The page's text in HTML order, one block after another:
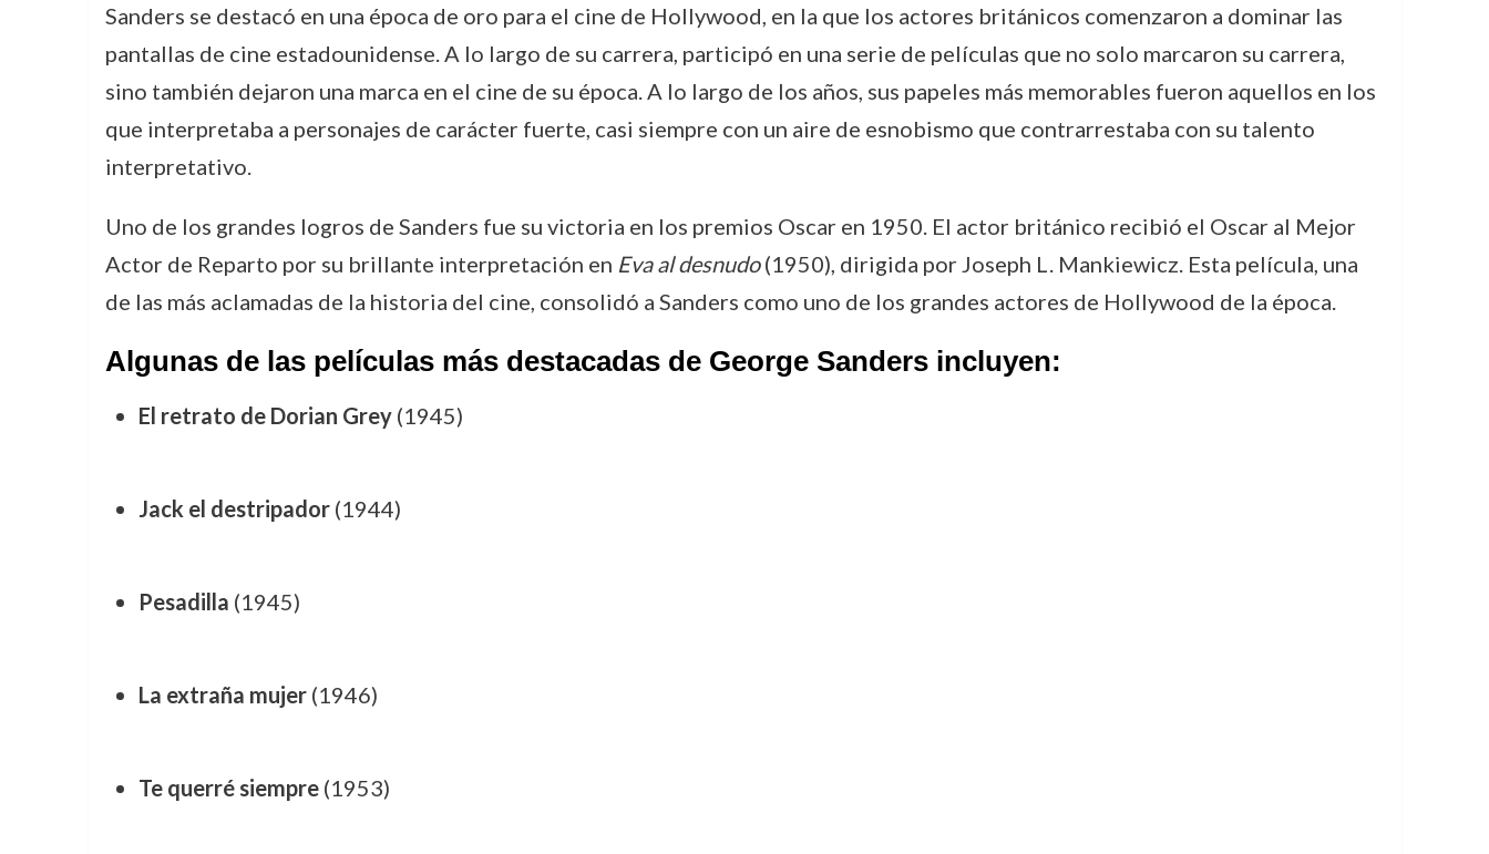
Sanders se destacó en una época de oro para el cine de Hollywood, en la que los actores británicos comenzaron a dominar las
pantallas de cine estadounidense. A lo largo de su carrera, participó en una serie de películas que no solo marcaron su carrera,
sino también dejaron una marca en el cine de su época. A lo largo de los años, sus papeles más memorables fueron aquellos en los
que interpretaba a personajes de carácter fuerte, casi siempre con un aire de esnobismo que contrarrestaba con su talento
interpretativo.
Uno de los grandes logros de Sanders fue su victoria en los premios Oscar en 1950. El actor británico recibió el Oscar al Mejor
Actor de Reparto por su brillante interpretación en Eva al desnudo(1950), dirigida por Joseph L. Mankiewicz. Esta película, una
de las más aclamadas de la historia del cine, consolidó a Sanders como uno de los grandes actores de Hollywood de la época.
Algunas de las películas más destacadas de George Sanders incluyen:
El retrato de Dorian Grey(1945)
Jack el destripador(1944)
Pesadilla (1945)
La extraña mujer(1946)
Te querré siempre(1953)